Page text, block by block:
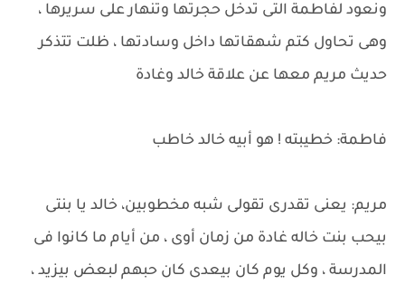
ونعود لفاطمة التى تدخل حجرتها وتنهار على سريرها ،
وهى تحاول كتم شهقاتها داخل وسادتها ، ظلت تتذكر
حديث مريم معها عن علاقة خالد وغادة
فاطمة: خطيبته ! هو أبيه خالد خاطب
مريم: يعنى تقدرى تقولى شبه مخطوبين، خالد يا بنتى
بيحب بنت خاله غادة من زمان أوى ، من أيام ما كانوا فى
المدرسة ، وكل يوم كان بيعدى كان حبهم لبعض بيزيد ،